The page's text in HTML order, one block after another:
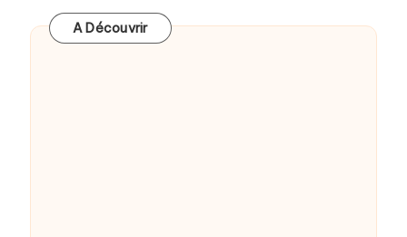
publications
A Découvrir